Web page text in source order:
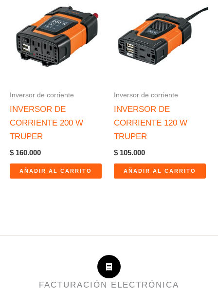
Inversor de corriente
INVERSOR DE
CORRIENTE 200 W
TRUPER
$ 160.000
AÑADIR AL CARRITO
Inversor de corriente
INVERSOR DE
CORRIENTE 120 W
TRUPER
$ 105.000
AÑADIR AL CARRITO
FACTURACIÓN ELECTRÓNICA